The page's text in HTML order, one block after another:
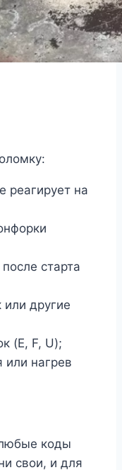
реагирует на
старта
другие
(E, F, U);
или нагрев
коды
свои, и для